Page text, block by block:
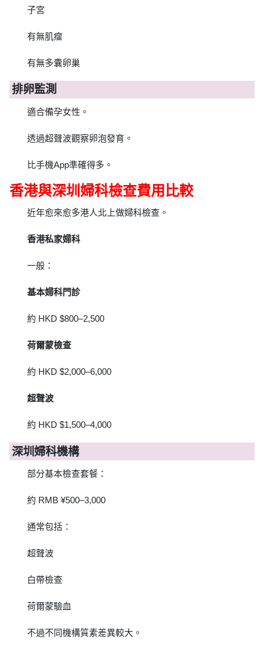
子宮
有無肌瘤
有無多囊卵巢
排卵監測
適合備孕女性。
透過超聲波觀察卵泡發育。
比手機App準確得多。
香港與深圳婦科檢查費用比較
近年愈來愈多港人北上做婦科檢查。
香港私家婦科
一般：
基本婦科門診
約 HKD $800–2,500
荷爾蒙檢查
約 HKD $2,000–6,000
超聲波
約 HKD $1,500–4,000
深圳婦科機構
部分基本檢查套餐：
約 RMB ¥500–3,000
通常包括：
超聲波
白帶檢查
荷爾蒙驗血
不過不同機構質素差異較大。